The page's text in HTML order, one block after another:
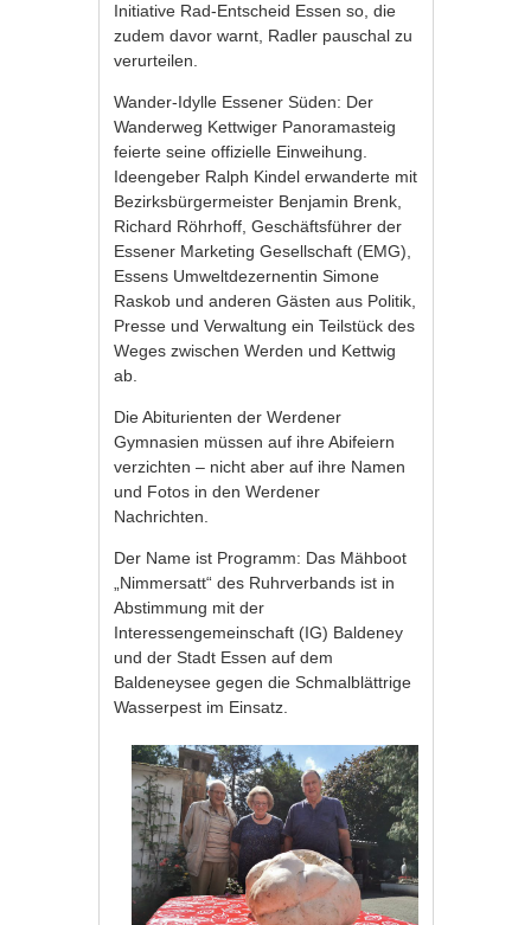
Initiative Rad-Entscheid Essen so, die
zudem davor warnt, Radler pauschal zu
verurteilen.
Wander-Idylle Essener Süden: Der
Wanderweg Kettwiger Panoramasteig
feierte seine offizielle Einweihung.
Ideengeber Ralph Kindel erwanderte mit
Bezirksbürgermeister Benjamin Brenk,
Richard Röhrhoff, Geschäftsführer der
Essener Marketing Gesellschaft (EMG),
Essens Umweltdezernentin Simone
Raskob und anderen Gästen aus Politik,
Presse und Verwaltung ein Teilstück des
Weges zwischen Werden und Kettwig
ab.
Die Abiturienten der Werdener
Gymnasien müssen auf ihre Abifeiern
verzichten – nicht aber auf ihre Namen
und Fotos in den Werdener
Nachrichten.
Der Name ist Programm: Das Mähboot
„Nimmersatt“ des Ruhrverbands ist in
Abstimmung mit der
Interessengemeinschaft (IG) Baldeney
und der Stadt Essen auf dem
Baldeneysee gegen die Schmalblättrige
Wasserpest im Einsatz.